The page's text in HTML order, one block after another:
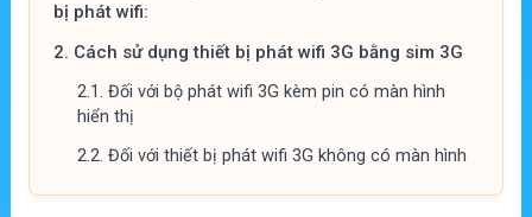
bị phát wifi:
2. Cách sử dụng thiết bị phát wifi 3G bằng sim 3G
2.1. Đối với bộ phát wifi 3G kèm pin có màn hình
hiển thị
2.2. Đối với thiết bị phát wifi 3G không có màn hình